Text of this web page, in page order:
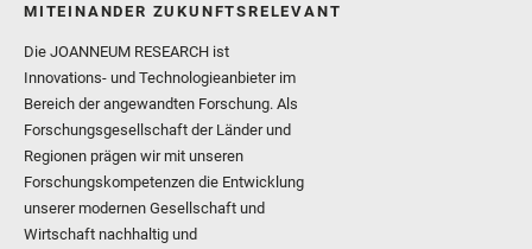
MITEINANDER ZUKUNFTSRELEVANT
Die JOANNEUM RESEARCH ist
Innovations- und Technologieanbieter im
Bereich der angewandten Forschung. Als
Forschungsgesellschaft der Länder und
Regionen prägen wir mit unseren
Forschungskompetenzen die Entwicklung
unserer modernen Gesellschaft und
Wirtschaft nachhaltig und